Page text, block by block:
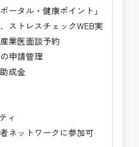
ータル・健康ポイント」
ストレスチェックWEB実
業医面談予約
申請管理
成⾦
ィ
ネットワークに参加可